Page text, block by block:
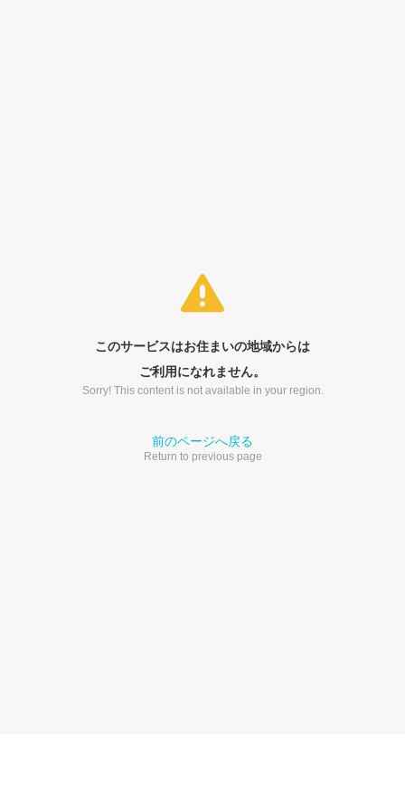
このサービスはお住まいの地域からは
ご利用になれません。
Sorry! This content is not available in your region.
前のページへ戻る
Return to previous page